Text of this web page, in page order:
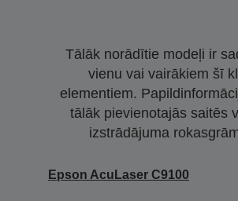
Tālāk norādītie modeļi ir
vienu vai vairākiem šī
elementiem.
tālāk pievienotajās saitēs
izstrādājuma
Epson AcuLaser C9100